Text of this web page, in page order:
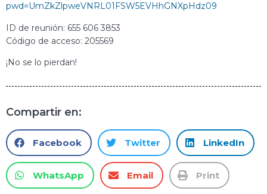
pwd=UmZkZlpweVNRL01FSW5EVHhGNXpHdz09
ID de reunión: 655 606 3853
Código de acceso: 205569
¡No se lo pierdan!
Compartir en:
Facebook Twitter LinkedIn
WhatsApp Email Print